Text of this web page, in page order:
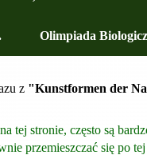
Olimpiada
z "Kunstformen der
tej stronie, często są
przemieszczać się